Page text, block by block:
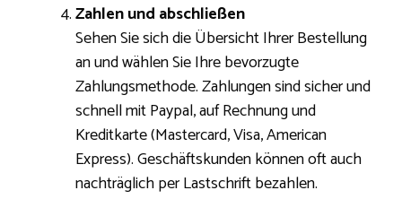
Zahlen und abschließen
Sehen Sie sich die Übersicht Ihrer Bestellung
an und wählen Sie Ihre bevorzugte
Zahlungsmethode. Zahlungen sind sicher und
schnell mit Paypal, auf Rechnung und
Kreditkarte (Mastercard, Visa, American
Express). Geschäftskunden können oft auch
nachträglich per Lastschrift bezahlen.